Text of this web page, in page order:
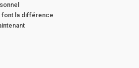
font la différence